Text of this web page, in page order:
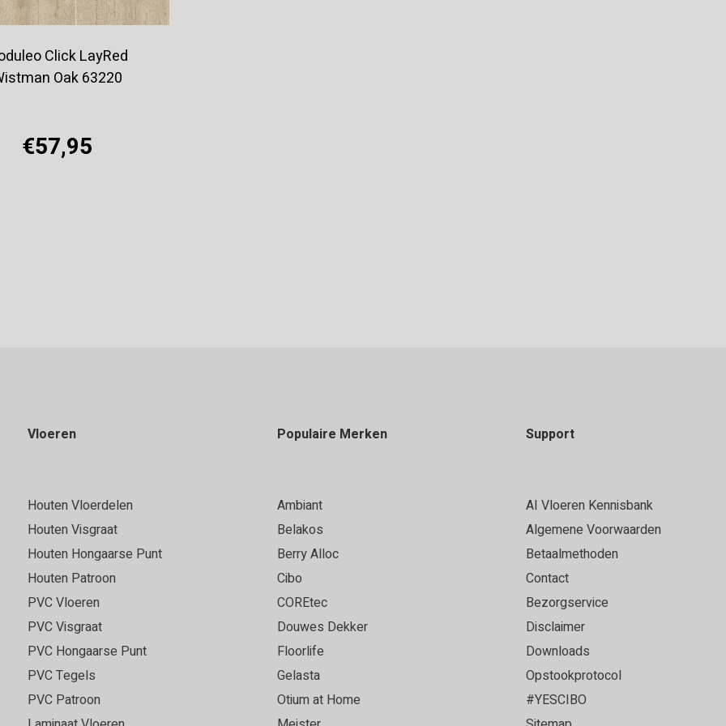
Click LayRed
Oak 63220
€57,95
Vloeren
Houten Vloerdelen
Houten Visgraat
Houten Hongaarse Punt
Houten Patroon
PVC Vloeren
PVC Visgraat
PVC Hongaarse Punt
PVC Tegels
PVC Patroon
Populaire Merken
Ambiant
Belakos
Berry Alloc
Cibo
COREtec
Douwes Dekker
Floorlife
Gelasta
Otium at Home
Support
AI Vloeren Kennisbank
Algemene Voorwaarden
Betaalmethoden
Contact
Bezorgservice
Disclaimer
Downloads
Opstookprotocol
#YESCIBO